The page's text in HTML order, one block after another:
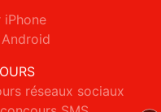
iPhone
réseaux sociaux